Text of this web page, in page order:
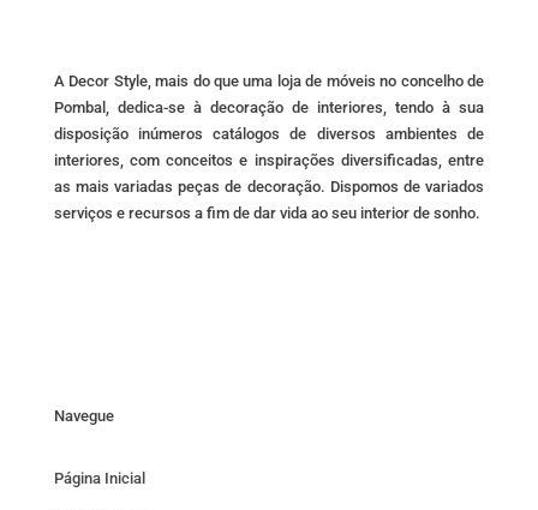
A Decor Style, mais do que uma loja de móveis no concelho de
Pombal, dedica-se à decoração de interiores, tendo à sua
disposição inúmeros catálogos de diversos ambientes de
interiores, com conceitos e inspirações diversificadas, entre
as mais variadas peças de decoração. Dispomos de variados
serviços e recursos a fim de dar vida ao seu interior de sonho.
Navegue
Página Inicial